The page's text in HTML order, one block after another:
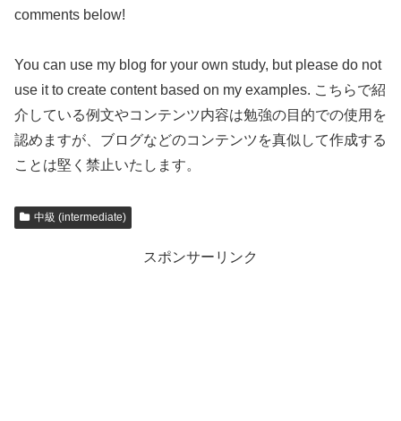
comments below!
You can use my blog for your own study, but please do not
use it to create content based on my examples. こちらで紹
介している例文やコンテンツ内容は勉強の目的での使用を
認めますが、ブログなどのコンテンツを真似して作成する
ことは堅く禁止いたします。
中級 (intermediate)
スポンサーリンク